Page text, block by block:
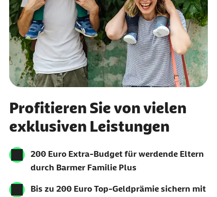
Profitieren Sie von vielen
exklusiven Leistungen
200 Euro Extra-Budget für werdende Eltern
durch Barmer Familie Plus
Bis zu 200 Euro Top-Geldprämie sichern mit